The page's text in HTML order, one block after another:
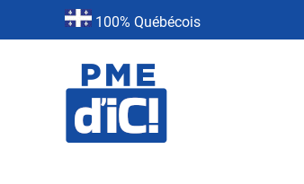
100% Québécois